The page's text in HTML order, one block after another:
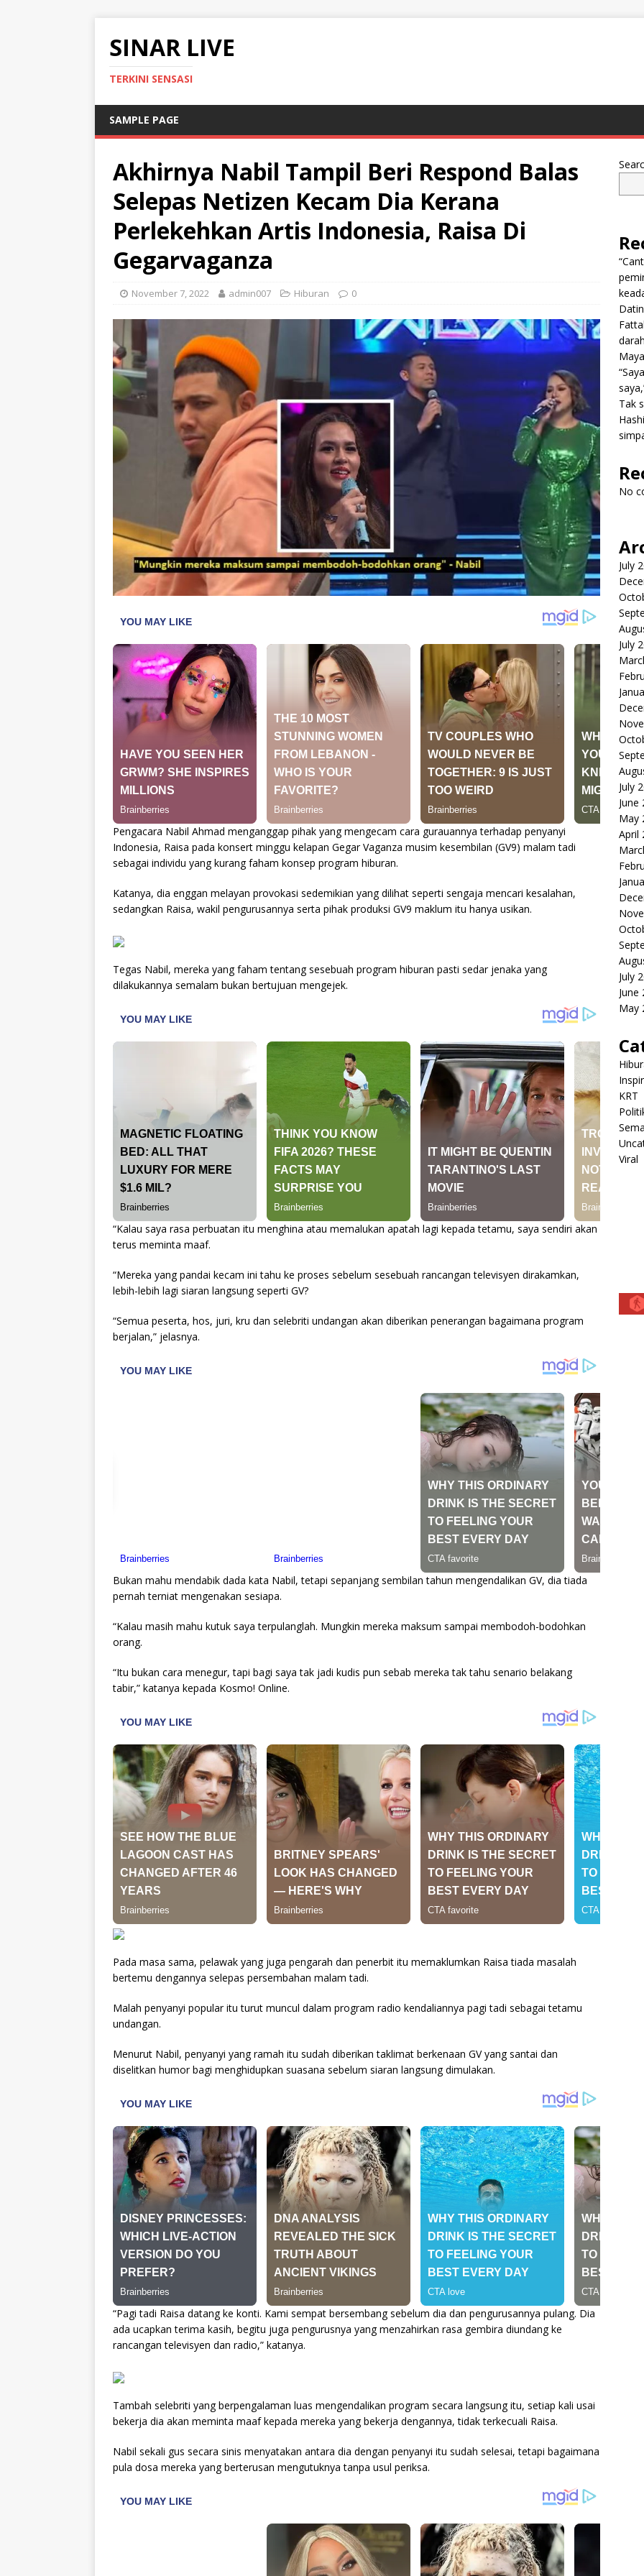
SINAR LIVE
TERKINI SENSASI
SAMPLE PAGE
Akhirnya Nabil Tampil Beri Respond Balas
Selepas Netizen Kecam Dia Kerana
Perlekehkan Artis Indonesia, Raisa Di
Gegarvaganza
November 7, 2022 admin007 Hiburan 0
Pengacara Nabil Ahmad menganggap pihak yang mengecam cara gurauannya terhadap penyanyi
Indonesia, Raisa pada konsert minggu kelapan Gegar Vaganza musim kesembilan (GV9) malam tadi
sebagai individu yang kurang faham konsep program hiburan.
Katanya, dia enggan melayan provokasi sedemikian yang dilihat seperti sengaja mencari kesalahan,
sedangkan Raisa, wakil pengurusannya serta pihak produksi GV9 maklum itu hanya usikan.
Tegas Nabil, mereka yang faham tentang sesebuah program hiburan pasti sedar jenaka yang
dilakukannya semalam bukan bertujuan mengejek.
“Kalau saya rasa perbuatan itu menghina atau memalukan apatah lagi kepada tetamu, saya sendiri akan
terus meminta maaf.
“Mereka yang pandai kecam ini tahu ke proses sebelum sesebuah rancangan televisyen dirakamkan,
lebih-lebih lagi siaran langsung seperti GV?
“Semua peserta, hos, juri, kru dan selebriti undangan akan diberikan penerangan bagaimana program
berjalan,” jelasnya.
Bukan mahu mendabik dada kata Nabil, tetapi sepanjang sembilan tahun mengendalikan GV, dia tiada
pernah terniat mengenakan sesiapa.
“Kalau masih mahu kutuk saya terpulanglah. Mungkin mereka maksum sampai membodoh-bodohkan
orang.
“Itu bukan cara menegur, tapi bagi saya tak jadi kudis pun sebab mereka tak tahu senario belakang
tabir,” katanya kepada Kosmo! Online.
Pada masa sama, pelawak yang juga pengarah dan penerbit itu memaklumkan Raisa tiada masalah
bertemu dengannya selepas persembahan malam tadi.
Malah penyanyi popular itu turut muncul dalam program radio kendaliannya pagi tadi sebagai tetamu
undangan.
Menurut Nabil, penyanyi yang ramah itu sudah diberikan taklimat berkenaan GV yang santai dan
diselitkan humor bagi menghidupkan suasana sebelum siaran langsung dimulakan.
“Pagi tadi Raisa datang ke konti. Kami sempat bersembang sebelum dia dan pengurusannya pulang. Dia
ada ucapkan terima kasih, begitu juga pengurusnya yang menzahirkan rasa gembira diundang ke
rancangan televisyen dan radio,” katanya.
Tambah selebriti yang berpengalaman luas mengendalikan program secara langsung itu, setiap kali usai
bekerja dia akan meminta maaf kepada mereka yang bekerja dengannya, tidak terkecuali Raisa.
Nabil sekali gus secara sinis menyatakan antara dia dengan penyanyi itu sudah selesai, tetapi bagaimana
pula dosa mereka yang berterusan mengutuknya tanpa usul periksa.
Tak
No
July
July
July
June
May
April
July
June
May
KRT
Viral